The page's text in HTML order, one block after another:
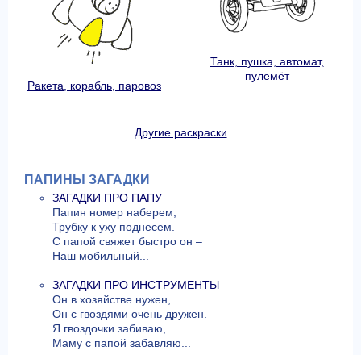
Ракета, корабль, паровоз
Танк, пушка, автомат,
пулемёт
Другие раскраски
ПАПИНЫ ЗАГАДКИ
ЗАГАДКИ ПРО ПАПУ
Папин номер наберем,
Трубку к уху поднесем.
С папой свяжет быстро он –
Наш мобильный...
ЗАГАДКИ ПРО ИНСТРУМЕНТЫ
Он в хозяйстве нужен,
Он с гвоздями очень дружен.
Я гвоздочки забиваю,
Маму с папой забавляю...